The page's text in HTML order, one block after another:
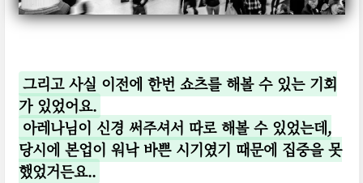
그리고 사실 이전에 한번 쇼츠를 해볼 수 있는 기회
가 있었어요.
아레나님이 신경 써주셔서 따로 해볼 수 있었는데,
당시에 본업이 워낙 바쁜 시기였기 때문에 집중을 못
했었거든요..